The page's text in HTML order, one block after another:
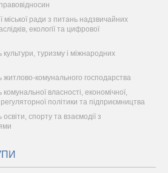
міської ради з питань надзвичайних
екології та цифрової
культури, туризму і міжнародних
житлово-комунального господарства
комунальної власності, економічної,
політики та підприємництва
спорту та взаємодії з